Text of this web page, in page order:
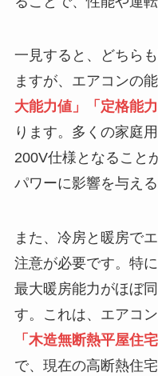
一見すると、どちら
ますが、エアコンの
大能力値」「定格能力
ります。多くの家庭
200V仕様となること
パワーに影響を与え
また、冷房と暖房で
注意が必要です。特
最大暖房能力がほぼ
す。これは、エアコ
「木造無断熱平屋住宅
で、現在の高断熱住